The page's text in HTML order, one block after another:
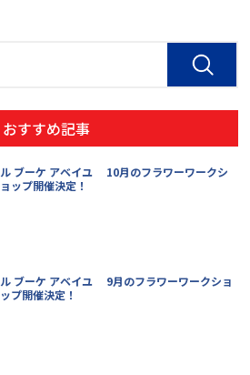
おすすめ記事
ル ブーケ アベイユ 10月のフラワーワークシ
ョップ開催決定！
ル ブーケ アベイユ 9月のフラワーワークショ
ップ開催決定！